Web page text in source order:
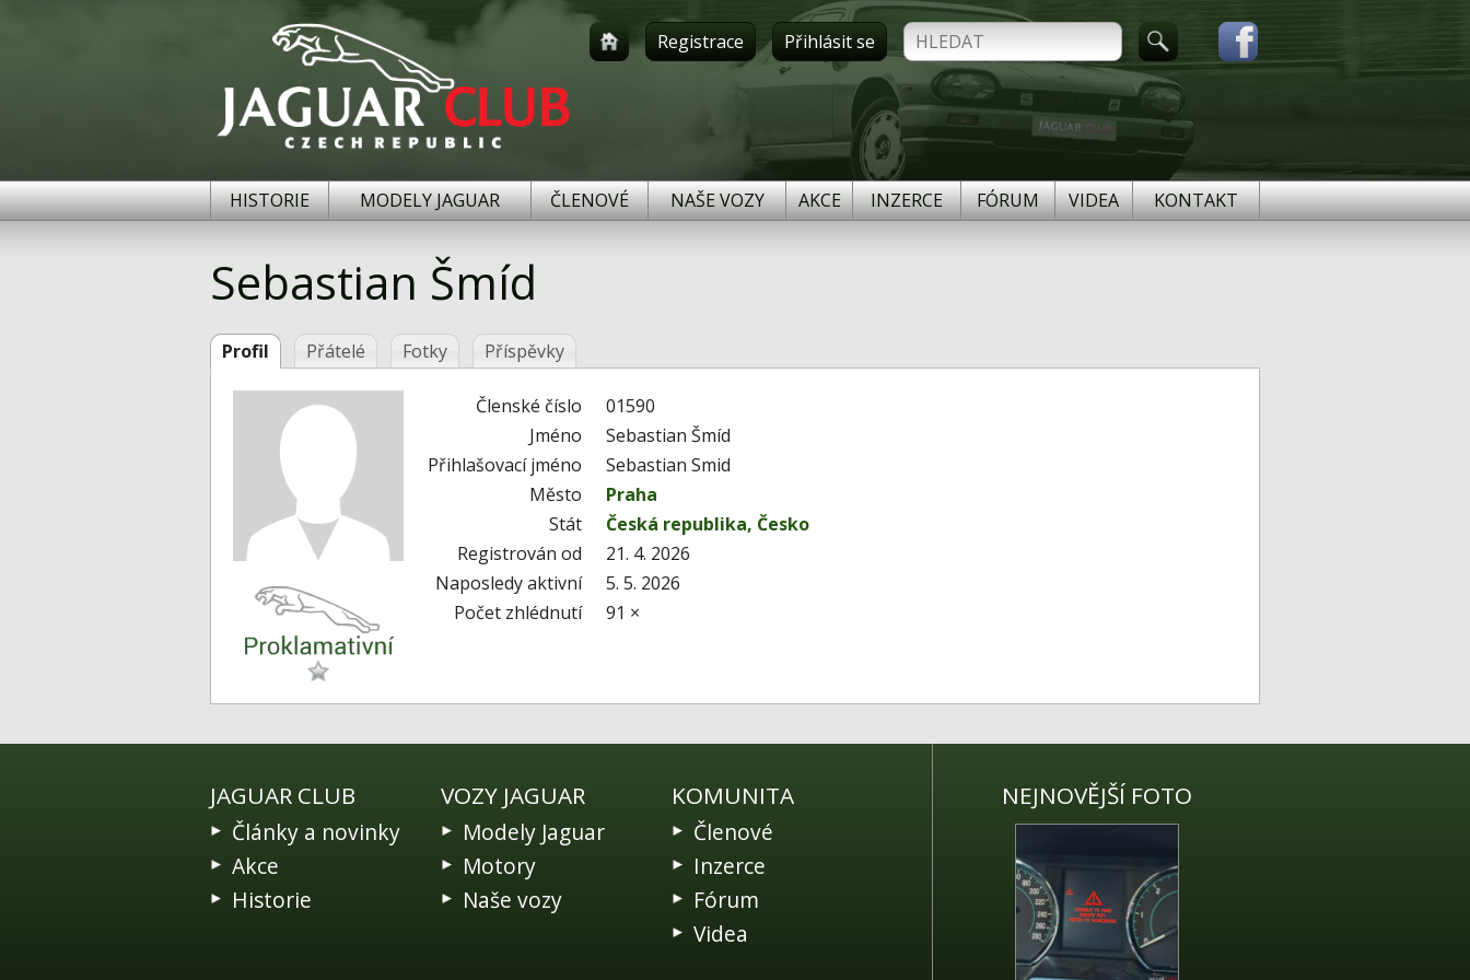
Registrace Přihlásit se
HISTORIE MODELY JAGUAR ČLENOVÉ NAŠE VOZY AKCE INZERCE FÓRUM VIDEA KONTAKT
Sebastian Šmíd
Profil Přátelé Fotky Příspěvky
Členské číslo
01590
Jméno
Sebastian Šmíd
Přihlašovací jméno
Sebastian Smid
Město
Praha
Stát
Česká republika, Česko
Registrován od
21. 4. 2026
Naposledy aktivní
5. 5. 2026
Počet zhlédnutí
91 ×
JAGUAR CLUB
Články a novinky
Akce
Historie
VOZY JAGUAR
Modely Jaguar
Motory
Naše vozy
KOMUNITA
Členové
Inzerce
Fórum
Videa
NEJNOVĚJŠÍ FOTO